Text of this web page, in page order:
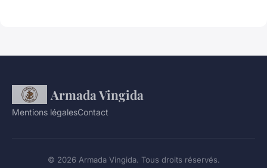
Armada Vingida
Mentions légalesContact
© 2026 Armada Vingida. Tous droits réservés.